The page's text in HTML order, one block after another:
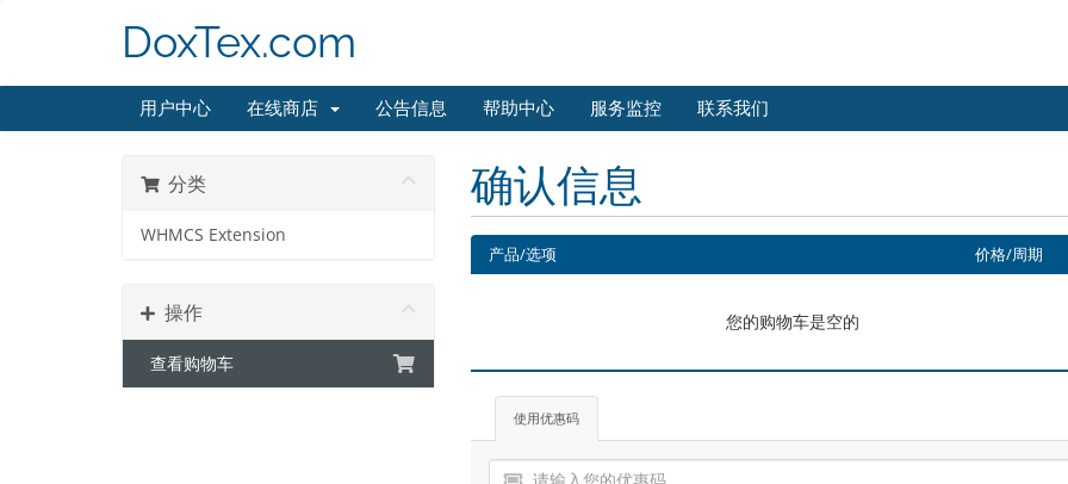
DoxTex.com
用户中心 在线商店 公告信息 帮助中心 服务监控 联系我们
分类
WHMCS Extension
操作
查看购物车
确认信息
产品/选项 价格/周期
您的购物车是空的
使用优惠码